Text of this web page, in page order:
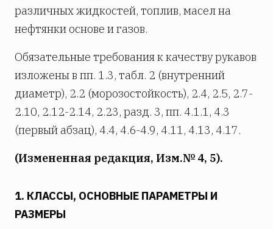
различных жидкостей, топлив, масел на
нефтянки основе и газов.
Обязательные требования к качеству рукавов
изложены в пп. 1.3, табл. 2 (внутренний
диаметр), 2.2 (морозостойкость), 2.4, 2.5, 2.7-
2.10, 2.12-2.14, 2.23, разд. 3, пп. 4.1.1, 4.3
(первый абзац), 4.4, 4.6-4.9, 4.11, 4.13, 4.17.
(Измененная редакция, Изм.№ 4, 5).
1. КЛАССЫ, ОСНОВНЫЕ ПАРАМЕТРЫ И
РАЗМЕРЫ